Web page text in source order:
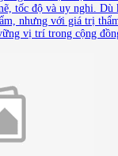
tốc độ và uy nghi. Dù
nhưng với giá trị
vị trí trong cộng